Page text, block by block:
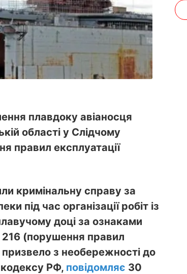
плавдоку авіаносця
області у Слідчому
правил експлуатації
кримінальну справу за
під час організації робіт із
доці за ознаками
216 (порушення правил
з необережності до
РФ, повідомляє 30